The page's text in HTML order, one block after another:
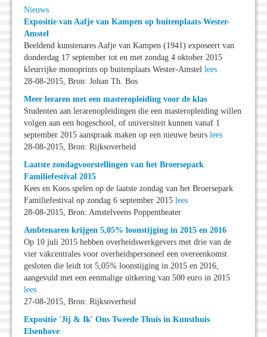
Nieuws
Expositie van Aafje van Kampen op buitenplaats Wester-
Amstel
Beeldend kunstenares Aafje van Kampen (1941) exposeert van
donderdag 17 september tot en met zondag 4 oktober 2015
kleurrijke monoprints op buitenplaats Wester-Amstel lees
28-08-2015, Bron: Johan Th. Bos
Meer leraren met een masteropleiding voor de klas
Studenten aan lerarenopleidingen die een masteropleiding willen
volgen aan een hogeschool, of universiteit kunnen vanaf 1
september 2015 aanspraak maken op een nieuwe beurs lees
28-08-2015, Bron: Rijksoverheid
Laatste zondagvoorstellingen van het Broersepark
Familiefestival 2015
Kees en Koos spelen op de laatste zondag van het Broersepark
Familiefestival op zondag 6 september 2015 lees
28-08-2015, Bron: Amstelveens Poppentheater
Ambtenaren krijgen 5,05% loonstijging in 2015 en 2016
Op 10 juli 2015 hebben overheidswerkgevers met drie van de
vier vakcentrales voor overheidspersoneel een overeenkomst
gesloten die leidt tot 5,05% loonstijging in 2015 en 2016,
aangevuld met een eenmalige uitkering van 500 euro in 2015
lees
27-08-2015, Bron: Rijksoverheid
Expositie 'Jij & Ik' Ons Tweede Thuis in Kunsthuis
Elsenhove